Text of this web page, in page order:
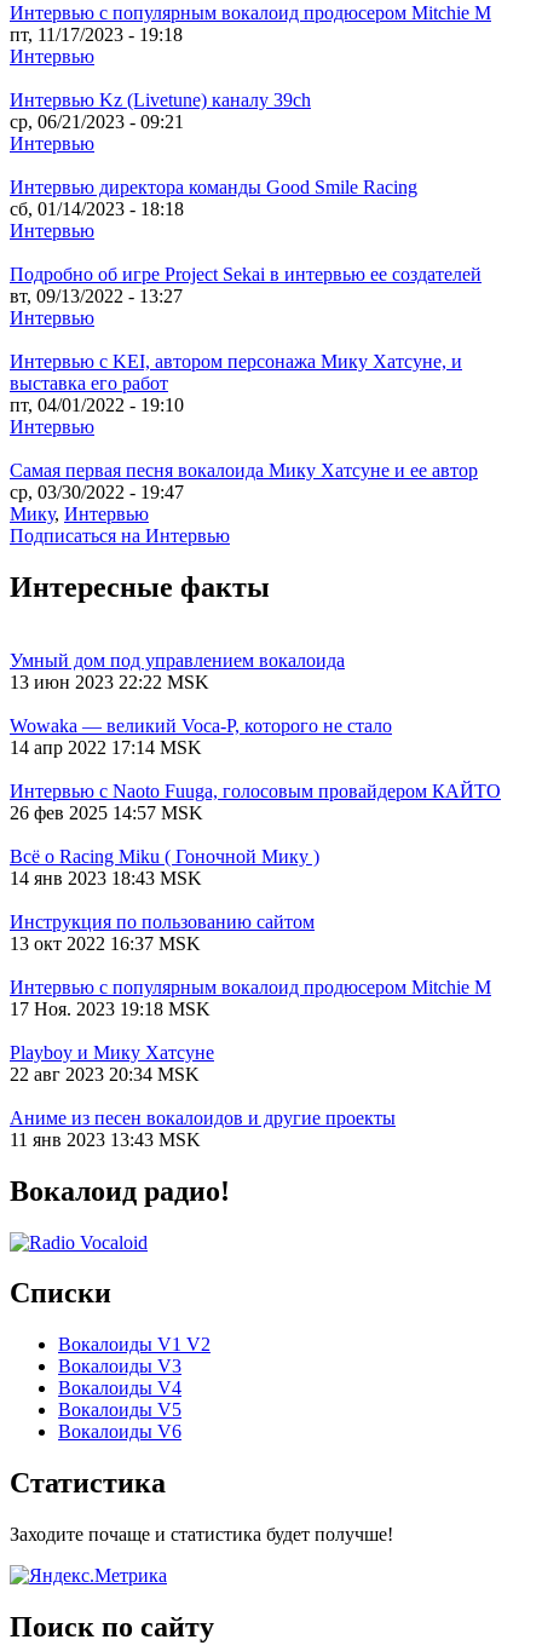
Интервью с популярным вокалоид продюсером Mitchie М
пт, 11/17/2023 - 19:18
Интервью
Интервью Kz (Livetune) каналу 39ch
ср, 06/21/2023 - 09:21
Интервью
Интервью директора команды Good Smile Racing
сб, 01/14/2023 - 18:18
Интервью
Подробно об игре Project Sekai в интервью ее создателей
вт, 09/13/2022 - 13:27
Интервью
Интервью с KEI, автором персонажа Мику Хатсуне, и
выставка его работ
пт, 04/01/2022 - 19:10
Интервью
Самая первая песня вокалоида Мику Хатсуне и ее автор
ср, 03/30/2022 - 19:47
Мику, Интервью
Подписаться на Интервью
Интересные факты
Умный дом под управлением вокалоида
13 июн 2023 22:22 MSK
Wowaka — великий Voca-P, которого не стало
14 апр 2022 17:14 MSK
Интервью с Naoto Fuuga, голосовым провайдером КАЙТО
26 фев 2025 14:57 MSK
Всё о Racing Miku ( Гоночной Мику )
14 янв 2023 18:43 MSK
Инструкция по пользованию сайтом
13 окт 2022 16:37 MSK
Интервью с популярным вокалоид продюсером Mitchie М
17 Ноя. 2023 19:18 MSK
Playboy и Мику Хатсуне
22 авг 2023 20:34 MSK
Аниме из песен вокалоидов и другие проекты
11 янв 2023 13:43 MSK
Вокалоид радио!
Списки
Вокалоиды V1 V2
Вокалоиды V3
Вокалоиды V4
Вокалоиды V5
Вокалоиды V6
Статистика
Заходите почаще и статистика будет получше!
Поиск по сайту